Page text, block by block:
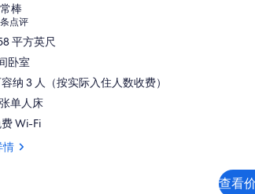
满分 10 分
棒
点评
平方英尺
卧室
纳 3 人（按实际入住人数收费）
单人床
Wi-Fi
情
查看